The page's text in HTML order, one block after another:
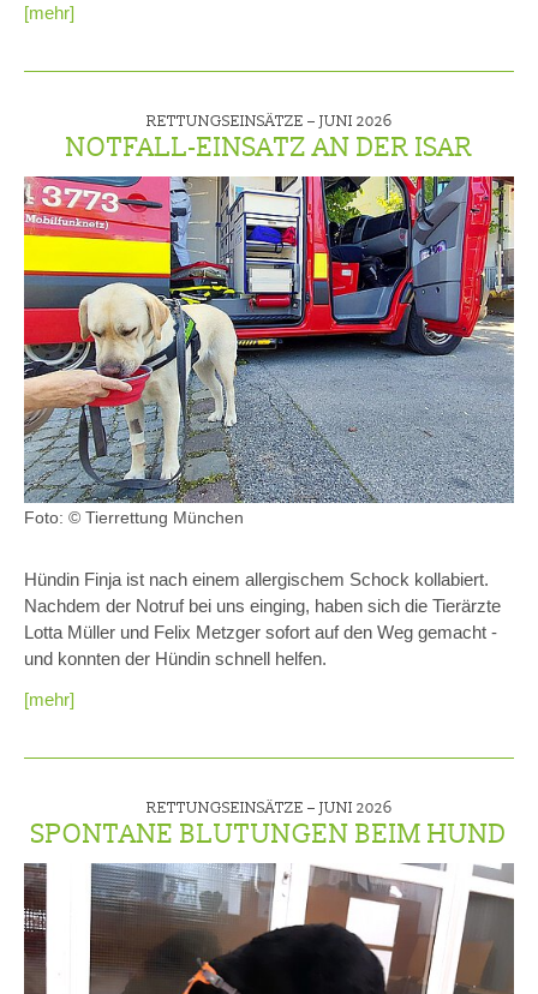
[mehr]
RETTUNGSEINSÄTZE – JUNI 2026
NOTFALL-EINSATZ AN DER ISAR
Foto: © Tierrettung München
Hündin Finja ist nach einem allergischem Schock kollabiert.
Nachdem der Notruf bei uns einging, haben sich die Tierärzte
Lotta Müller und Felix Metzger sofort auf den Weg gemacht -
und konnten der Hündin schnell helfen.
[mehr]
RETTUNGSEINSÄTZE – JUNI 2026
SPONTANE BLUTUNGEN BEIM HUND